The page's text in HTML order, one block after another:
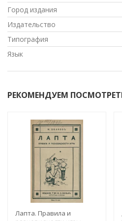
Город издания
Издательство
Типография
Язык
РЕКОМЕНДУЕМ
Лапта. Правила и